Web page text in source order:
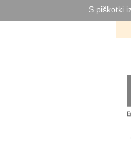
S piškotki